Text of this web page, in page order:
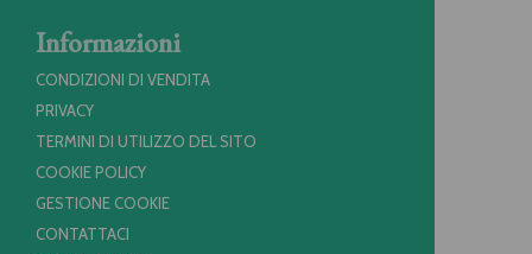
Informazioni
CONDIZIONI DI VENDITA
PRIVACY
TERMINI DI UTILIZZO DEL SITO
COOKIE POLICY
GESTIONE COOKIE
CONTATTACI